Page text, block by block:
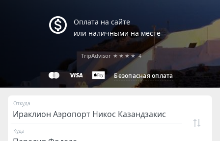
Оплата на сайте
или наличными на месте
Безопасная оплата
TripAdvisor ★★★★ 4
Откуда
Куда